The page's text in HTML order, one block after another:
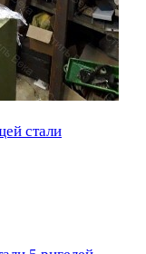
стали